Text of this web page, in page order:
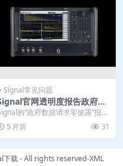
Signal常见问题
官网透明度报告政府数
请求零披露证明
的“政府数据请求零披露”报
，是其隐私保护技术的直接证
。这并非偶然...
5 月前 31
下载- All rights reserved-XML